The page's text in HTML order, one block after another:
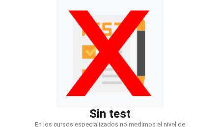
Sin test
En los cursos especializados no medimos el nivel de